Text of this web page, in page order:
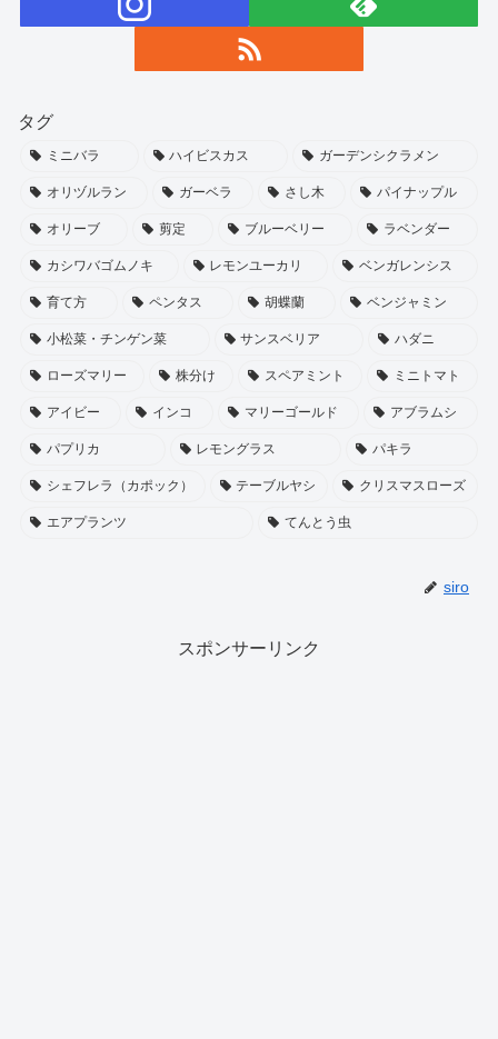
タグ
ミニバラ ハイビスカス ガーデンシクラメン
オリヅルラン ガーベラ さし木 パイナップル
オリーブ 剪定 ブルーベリー ラベンダー
カシワバゴムノキ レモンユーカリ ベンガレンシス
育て方 ペンタス 胡蝶蘭 ベンジャミン
小松菜・チンゲン菜 サンスベリア ハダニ
ローズマリー 株分け スペアミント ミニトマト
アイビー インコ マリーゴールド アブラムシ
パプリカ レモングラス パキラ
シェフレラ（カポック） テーブルヤシ クリスマスローズ
エアプランツ てんとう虫
siro
スポンサーリンク